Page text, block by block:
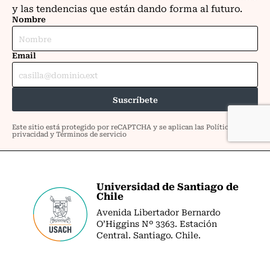
Universidad de Santiago de
Chile
Avenida Libertador Bernardo
O’Higgins Nº 3363. Estación
Central. Santiago. Chile.